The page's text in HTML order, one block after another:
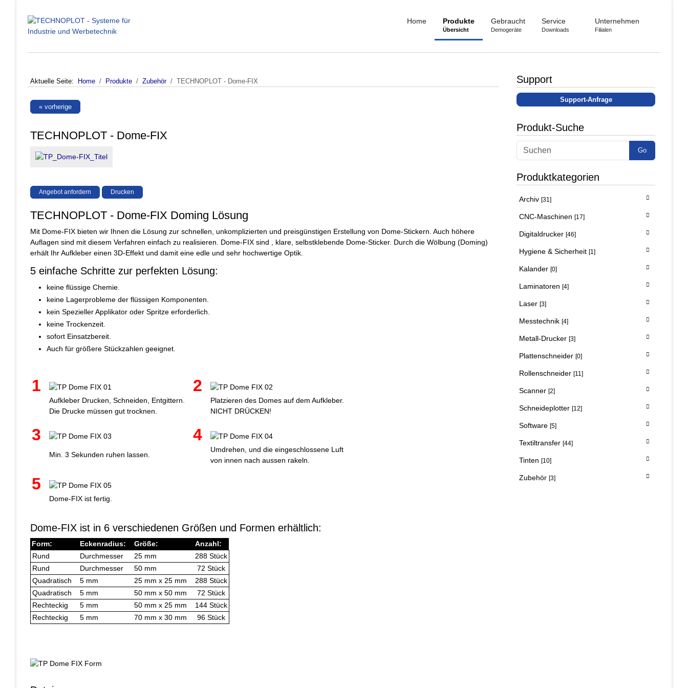
Home Produkte
Übersicht
Gebraucht
Demogeräte
Service
Downloads
Unternehmen
Filialen
Aktuelle Seite: Home Produkte Zubehör TECHNOPLOT - Dome-FIX
« vorherige
TECHNOPLOT - Dome-FIX
Angebot anfordern Drucken
TECHNOPLOT - Dome-FIX Doming Lösung
Mit Dome-FIX bieten wir Ihnen die Lösung zur schnellen, unkomplizierten und preisgünstigen Erstellung von Dome-Stickern. Auch höhere
Auflagen sind mit diesem Verfahren einfach zu realisieren. Dome-FIX sind , klare, selbstklebende Dome-Sticker. Durch die Wölbung (Doming)
erhält Ihr Aufkleber einen 3D-Effekt und damit eine edle und sehr hochwertige Optik.
5 einfache Schritte zur perfekten Lösung:
keine flüssige Chemie.
keine Lagerprobleme der flüssigen Komponenten.
kein Spezieller Applikator oder Spritze erforderlich.
keine Trockenzeit.
sofort Einsatzbereit.
Auch für größere Stückzahlen geeignet.
1 2
Aufkleber Drucken, Schneiden, Entgittern.
Die Drucke müssen gut trocknen.
Platzieren des Domes auf dem Aufkleber.
NICHT DRÜCKEN!
3 4
Min. 3 Sekunden ruhen lassen.
Umdrehen, und die eingeschlossene Luft
von innen nach aussen rakeln.
5
Dome-FIX ist fertig.
Dome-FIX ist in 6 verschiedenen Größen und Formen erhältlich:
Form: Eckenradius: Größe:
Anzahl:
Rund
Durchmesser 25 mm
288 Stück
Rund
Durchmesser 50 mm
72 Stück
Quadratisch
5 mm 25 mm x 25 mm
288 Stück
Quadratisch
5 mm 50 mm x 50 mm
72 Stück
Rechteckig
5 mm 50 mm x 25 mm
144 Stück
Rechteckig
5 mm 70 mm x 30 mm 96 Stück
Support
Support-Anfrage
Produkt-Suche
Go
Produktkategorien
Archiv [31]
CNC-Maschinen [17]
Digitaldrucker [46]
Hygiene & Sicherheit [1]
Kalander [0]
Laminatoren [4]
Laser [3]
Messtechnik [4]
Metall-Drucker [3]
Plattenschneider [0]
Rollenschneider [11]
Scanner [2]
Schneideplotter [12]
Software [5]
Textiltransfer [44]
Tinten [10]
Zubehör [3]